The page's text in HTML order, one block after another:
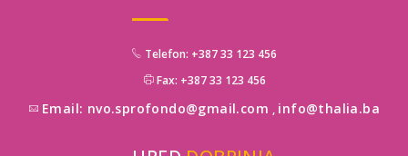
Telefon: +387 33 123 456
Fax: +387 33 123 456
Email: nvo.sprofondo@gmail.com , info@thalia.ba